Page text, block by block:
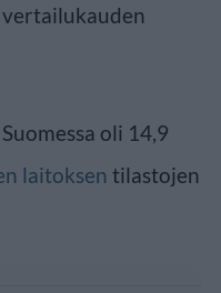
oli 14,9
laitoksen tilastojen